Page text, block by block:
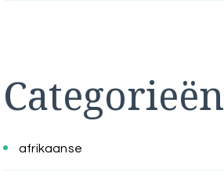
Categorieën
afrikaanse